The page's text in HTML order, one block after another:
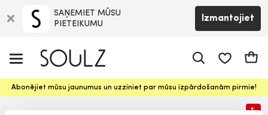
SAŅEMIET MŪSU
PIETEIKUMU
Izmantojiet
Abonējiet mūsu jaunumus un uzziniet par mūsu izpārdošanām pirmie!
%